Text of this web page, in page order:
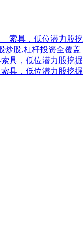
具，低位潜力股挖掘
具，低位潜力股挖掘